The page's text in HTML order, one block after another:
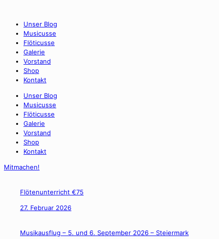
Unser Blog
Musicusse
Flöticusse
Galerie
Vorstand
Shop
Kontakt
Unser Blog
Musicusse
Flöticusse
Galerie
Vorstand
Shop
Kontakt
Mitmachen!
Flötenunterricht €75
27. Februar 2026
Musikausflug – 5. und 6. September 2026 – Steiermark